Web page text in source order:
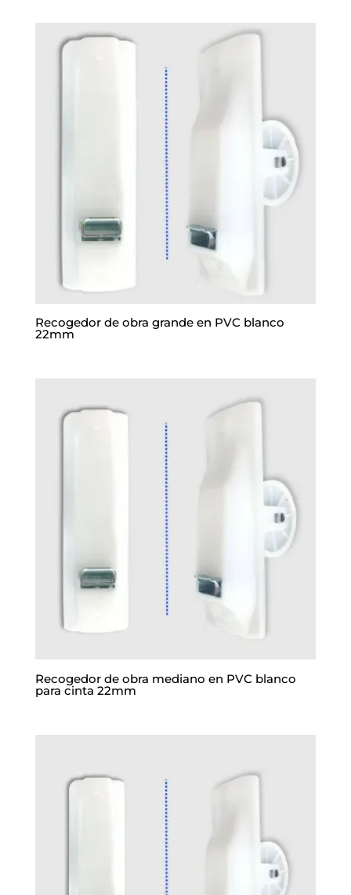
Recogedor de obra grande en PVC blanco
22mm
Recogedor de obra mediano en PVC blanco
para cinta 22mm